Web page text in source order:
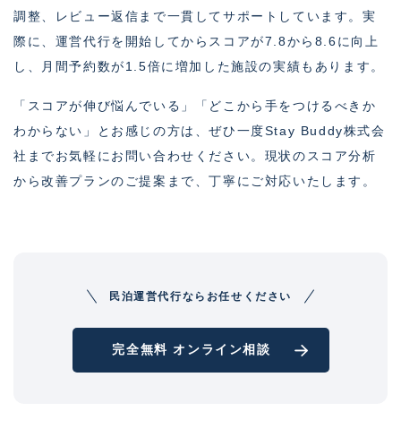
調整、レビュー返信まで一貫してサポートしています。実
際に、運営代行を開始してからスコアが7.8から8.6に向上
し、月間予約数が1.5倍に増加した施設の実績もあります。
「スコアが伸び悩んでいる」「どこから手をつけるべきか
わからない」とお感じの方は、ぜひ一度Stay Buddy株式会
社までお気軽にお問い合わせください。現状のスコア分析
から改善プランのご提案まで、丁寧にご対応いたします。
民泊運営代行ならお任せください
完全無料 オンライン相談